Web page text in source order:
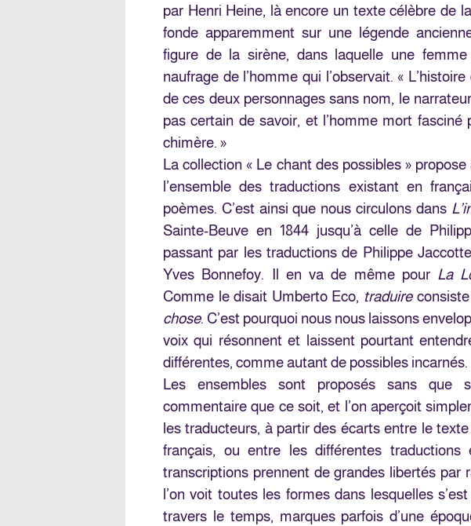
par Henri Heine, là encore un texte célèbre de
fonde apparemment sur une légende
figure de la sirène, dans laquelle une
naufrage de l’homme qui l’observait. «
de ces deux personnages sans nom, le
pas certain de savoir, et l’homme mort fasciné
chimère. »
La collection « Le chant des possibles »
l’ensemble des traductions existant en
poèmes. C’est ainsi que nous circulons dans
Sainte-Beuve en 1844 jusqu’à celle de
passant par les traductions de Philippe
Yves Bonnefoy. Il en va de même pour La
Comme le disait Umberto Eco, traduire
chose. C’est pourquoi nous nous laissons
voix qui résonnent et laissent pourtant
différentes, comme autant de possibles incarnés.
Les ensembles sont proposés sans que
commentaire que ce soit, et l’on aperçoit
les traducteurs, à partir des écarts entre le
français, ou entre les différentes traductions
transcriptions prennent de grandes libertés par
l’on voit toutes les formes dans lesquelles
travers le temps, marques parfois d’une